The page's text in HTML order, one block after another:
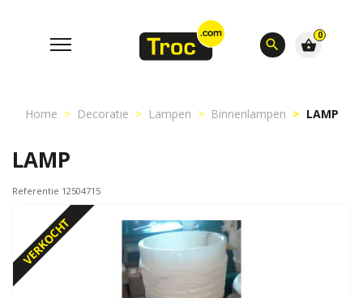
search
0
shopping_basket
Home Decoratie Lampen Binnenlampen LAMP
LAMP
Referentie 12504715
VERKOCHT